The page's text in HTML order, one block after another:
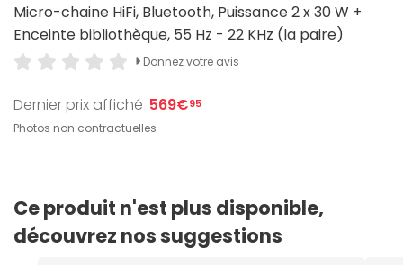
Micro-chaine HiFi, Bluetooth, Puissance 2 x 30 W +
Enceinte bibliothèque, 55 Hz - 22 KHz (la paire)
Donnez votre avis
Dernier prix affiché :569€95
Photos non contractuelles
Ce produit n'est plus disponible,
découvrez nos suggestions